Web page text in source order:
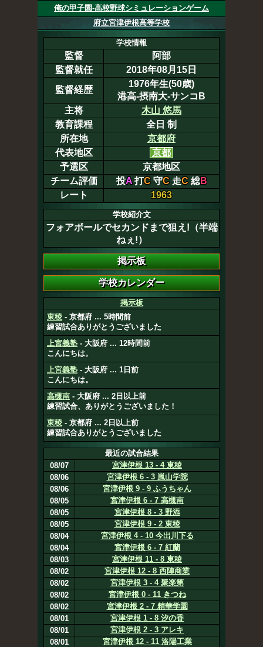
俺の甲子園-高校野球シミュレーションゲーム
府立宮津伊根高等学校
学校情報
監督
阿部
監督就任
2018年08月15日
監督経歴
1976年生(50歳)
港高-摂南大-サンコB
主将
木山 悠馬
教育課程
全日 制
所在地
京都府
代表地区
京都
予選区
京都地区
チーム評価
投A打C守C走C総B
レート
1963
学校紹介文
フォアボールでセカンドまで狙え!（半端
ねぇ!）
掲示板
東稜 - 京都府 ... 5時間前
練習試合ありがとうございました
上宮義塾 - 大阪府 ... 12時間前
こんにちは。
上宮義塾 - 大阪府 ... 1日前
こんにちは。
高槻南 - 大阪府 ... 2日以上前
練習試合、ありがとうございました！
東稜 - 京都府 ... 2日以上前
練習試合ありがとうございました
最近の試合結果
08/07
宮津伊根 13 - 4 東稜
08/06
宮津伊根 6 - 3 嵐山学院
08/06
宮津伊根 9 - 9 ふうちゃん
08/05
宮津伊根 6 - 7 高槻南
08/05
宮津伊根 8 - 3 野添
08/05
宮津伊根 9 - 2 東稜
08/04
宮津伊根 4 - 10 今出川下る
08/04
宮津伊根 6 - 7 紅蘭
08/03
宮津伊根 11 - 8 東稜
08/02
宮津伊根 12 - 8 西陣商業
08/02
宮津伊根 3 - 4 聚楽第
08/02
宮津伊根 0 - 11 きつね
08/02
宮津伊根 2 - 7 精華学園
08/01
宮津伊根 1 - 8 汐の香
08/01
宮津伊根 2 - 3 アレキ
08/01
宮津伊根 12 - 11 洛陽工業